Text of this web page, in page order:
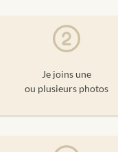
Je joins une
ou plusieurs photos